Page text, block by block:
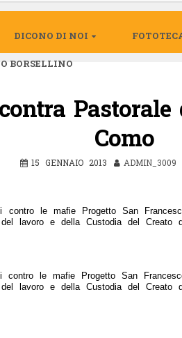
DICONO DI NOI
BORSELLINO
Como
15 GENNAIO 2013 ADMIN_3009
contro le mafie Progetto San
lavoro e della Custodia del Creato
contro le mafie Progetto San
lavoro e della Custodia del Creato